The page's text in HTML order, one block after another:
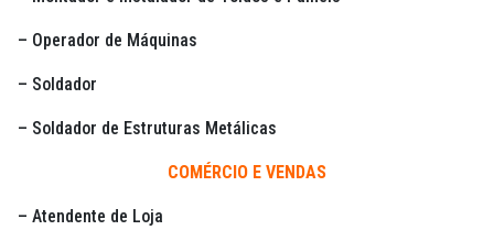
– Operador de Máquinas
– Soldador
– Soldador de Estruturas Metálicas
COMÉRCIO E VENDAS
– Atendente de Loja